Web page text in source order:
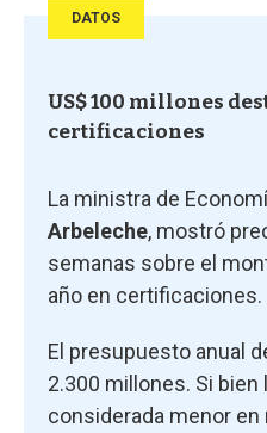
DATOS
US$ 100 millones
certificaciones
La ministra de
Arbeleche, mostró
semanas sobre el
año en certificaciones.
El presupuesto anual
2.300 millones. Si
considerada menor en